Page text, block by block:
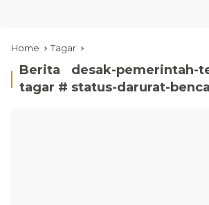
Home Tagar
Berita
tagar #
desak-pemerintah-
status-darurat-